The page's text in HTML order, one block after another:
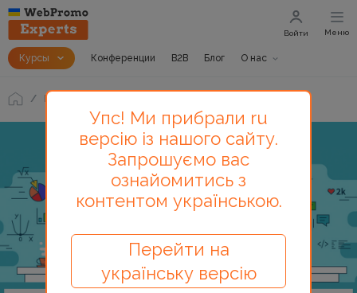
Курсы Конференции B2B Блог О нас
Войти Меню
Блог
Упс! Ми прибрали ru
версію із нашого сайту.
Запрошуємо вас
ознайомитись з
контентом українською.
Перейти на
українську версію